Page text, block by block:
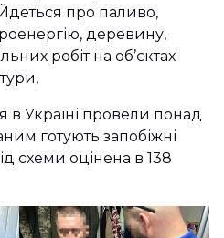
про паливо,
деревину,
робіт на об’єктах
в Україні провели понад
готують запобіжні
схеми оцінена в 138